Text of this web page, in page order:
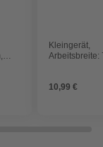
Kleingerät,
Arbeitsbreite:
10,99 €